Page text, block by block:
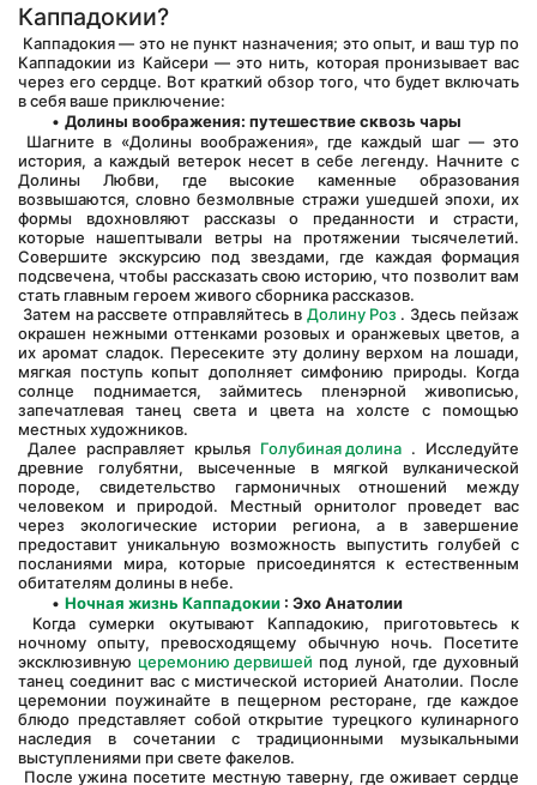
Каппадокии?
Каппадокии из Кайсери — это нить, которая пронизывает вас
через его сердце. Вот краткий обзор того, что будет включать
в себя ваше приключение:
Долины воображения: путешествие сквозь чары
история, а каждый ветерок несет в себе легенду. Начните с
Долины Любви, где высокие каменные образования
возвышаются, словно безмолвные стражи ушедшей эпохи, их
формы вдохновляют рассказы о преданности и страсти,
которые нашептывали ветры на протяжении тысячелетий.
Совершите экскурсию под звездами, где каждая формация
подсвечена, чтобы рассказать свою историю, что позволит вам
стать главным героем живого сборника рассказов.
Затем на рассвете отправляйтесь в Долину Роз . Здесь пейзаж
окрашен нежными оттенками розовых и оранжевых цветов, а
их аромат сладок. Пересеките эту долину верхом на лошади,
мягкая поступь копыт дополняет симфонию природы. Когда
солнце поднимается, займитесь пленэрной живописью,
запечатлевая танец света и цвета на холсте с помощью
местных художников.
Далее расправляет крылья Голубиная долина . Исследуйте
древние голубятни, высеченные в мягкой вулканической
породе, свидетельство гармоничных отношений между
человеком и природой. Местный орнитолог проведет вас
через экологические истории региона, а в завершение
предоставит уникальную возможность выпустить голубей с
посланиями мира, которые присоединятся к естественным
обитателям долины в небе.
Ночная жизнь Каппадокии : Эхо Анатолии
ночному опыту, превосходящему обычную ночь. Посетите
эксклюзивную церемонию дервишей под луной, где духовный
танец соединит вас с мистической историей Анатолии. После
церемонии поужинайте в пещерном ресторане, где каждое
блюдо представляет собой открытие турецкого кулинарного
наследия в сочетании с традиционными музыкальными
выступлениями при свете факелов.